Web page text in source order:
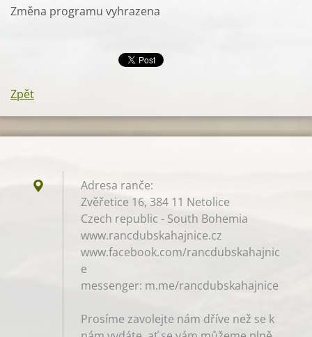
Změna programu vyhrazena
Zpět
Adresa ranče:
Zvěřetice 16, 384 11 Netolice
Czech republic - South Bohemia
www.rancdubskahajnice.cz
www.facebook.com/rancdubskahajnic
e
messenger: m.me/rancdubskahajnice
Prosíme zavolejte nám dříve než se k